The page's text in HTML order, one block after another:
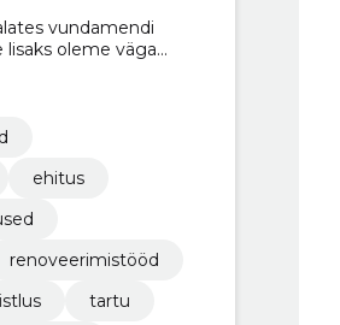
vundamendi
oleme väga
trepid, aknad
ehitus
renoveerimistööd
tartu